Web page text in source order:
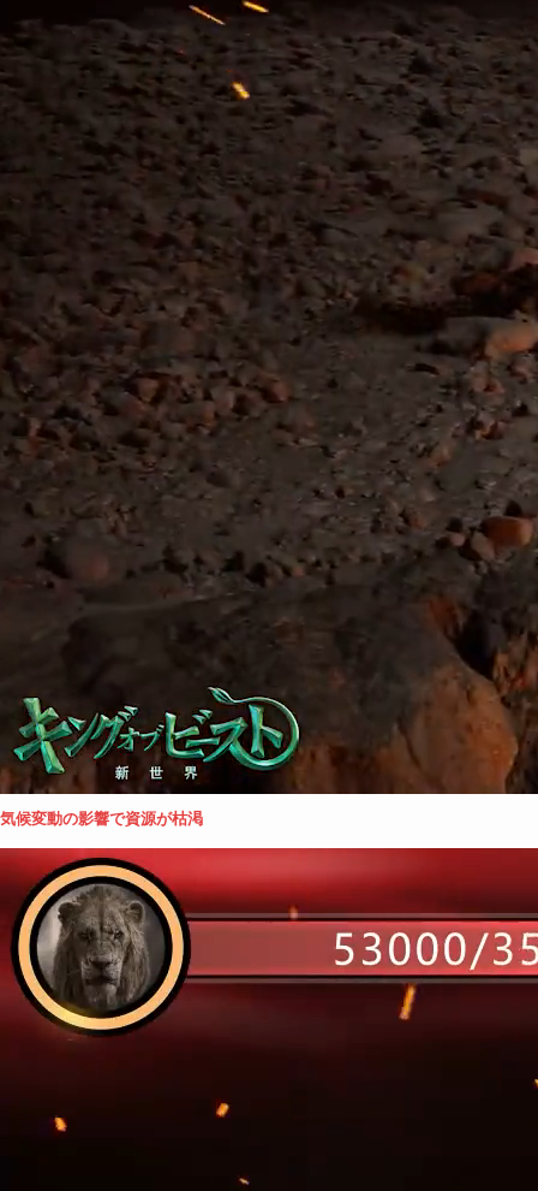
気候変動の影響で資源が枯渇